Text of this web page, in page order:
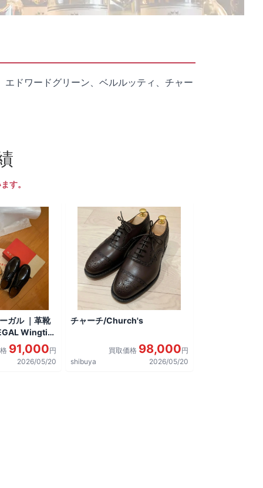
ドワードグリーン、ベルルッティ、チャー
す。
ガル ｜革靴
Wingtip
した。
91,000円
2026/05/20
チャーチ/Church's
買取価格 98,000円
shibuya
2026/05/20